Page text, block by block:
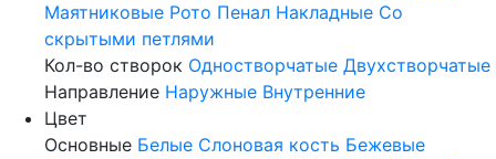
Маятниковые Рото Пенал Накладные Со
скрытыми петлями
Кол-во створок Одностворчатые Двухстворчатые
Направление Наружные Внутренние
Цвет
Основные Белые Слоновая кость Бежевые